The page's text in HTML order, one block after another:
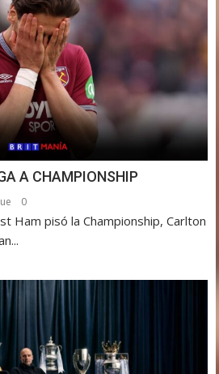
A CHAMPIONSHIP
0
Ham pisó la Championship, Carlton